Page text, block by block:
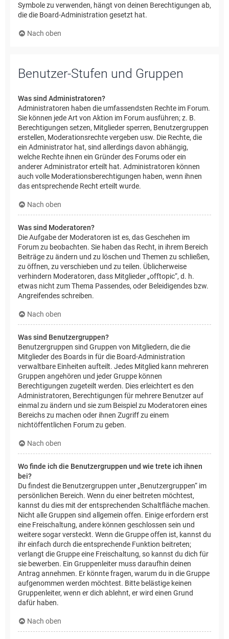
Symbole zu verwenden, hängt von deinen Berechtigungen ab,
die die Board-Administration gesetzt hat.
Nach oben
Benutzer-Stufen und Gruppen
Was sind Administratoren?
Administratoren haben die umfassendsten Rechte im Forum.
Sie können jede Art von Aktion im Forum ausführen; z. B.
Berechtigungen setzen, Mitglieder sperren, Benutzergruppen
erstellen, Moderationsrechte vergeben usw. Die Rechte, die
ein Administrator hat, sind allerdings davon abhängig,
welche Rechte ihnen ein Gründer des Forums oder ein
anderer Administrator erteilt hat. Administratoren können
auch volle Moderationsberechtigungen haben, wenn ihnen
das entsprechende Recht erteilt wurde.
Nach oben
Was sind Moderatoren?
Die Aufgabe der Moderatoren ist es, das Geschehen im
Forum zu beobachten. Sie haben das Recht, in ihrem Bereich
Beiträge zu ändern und zu löschen und Themen zu schließen,
zu öffnen, zu verschieben und zu teilen. Üblicherweise
verhindern Moderatoren, dass Mitglieder „offtopic“, d. h.
etwas nicht zum Thema Passendes, oder Beleidigendes bzw.
Angreifendes schreiben.
Nach oben
Was sind Benutzergruppen?
Benutzergruppen sind Gruppen von Mitgliedern, die die
Mitglieder des Boards in für die Board-Administration
verwaltbare Einheiten aufteilt. Jedes Mitglied kann mehreren
Gruppen angehören und jeder Gruppe können
Berechtigungen zugeteilt werden. Dies erleichtert es den
Administratoren, Berechtigungen für mehrere Benutzer auf
einmal zu ändern und sie zum Beispiel zu Moderatoren eines
Bereichs zu machen oder ihnen Zugriff zu einem
nichtöffentlichen Forum zu geben.
Nach oben
Wo finde ich die Benutzergruppen und wie trete ich ihnen
bei?
Du findest die Benutzergruppen unter „Benutzergruppen“ im
persönlichen Bereich. Wenn du einer beitreten möchtest,
kannst du dies mit der entsprechenden Schaltfläche machen.
Nicht alle Gruppen sind allgemein offen. Einige erfordern erst
eine Freischaltung, andere können geschlossen sein und
weitere sogar versteckt. Wenn die Gruppe offen ist, kannst du
ihr einfach durch die entsprechende Funktion beitreten;
verlangt die Gruppe eine Freischaltung, so kannst du dich für
sie bewerben. Ein Gruppenleiter muss daraufhin deinen
Antrag annehmen. Er könnte fragen, warum du in die Gruppe
aufgenommen werden möchtest. Bitte belästige keinen
Gruppenleiter, wenn er dich ablehnt, er wird einen Grund
dafür haben.
Nach oben